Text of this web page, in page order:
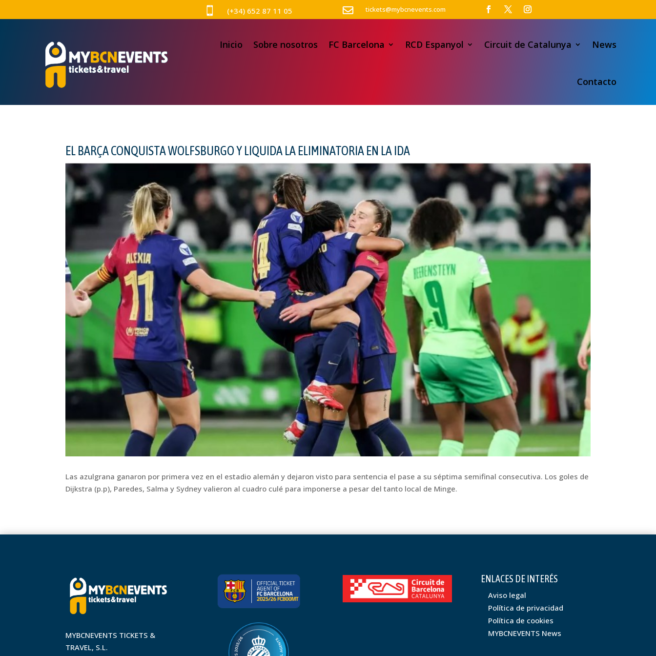
 (+34) 652 87 11 05  tickets@mybcnevents.com
Inicio Sobre nosotros FC Barcelona RCD Espanyol Circuit de Catalunya News
Contacto
EL BARÇA CONQUISTA WOLFSBURGO Y LIQUIDA LA ELIMINATORIA EN LA IDA
Las azulgrana ganaron por primera vez en el estadio alemán y dejaron visto para sentencia el pase a su séptima semifinal consecutiva. Los goles de
Dijkstra (p.p), Paredes, Salma y Sydney valieron al cuadro culé para imponerse a pesar del tanto local de Minge.
MYBCNEVENTS TICKETS &
TRAVEL, S.L.
ENLACES DE INTERÉS
Aviso legal
Política de privacidad
Política de cookies
MYBCNEVENTS News